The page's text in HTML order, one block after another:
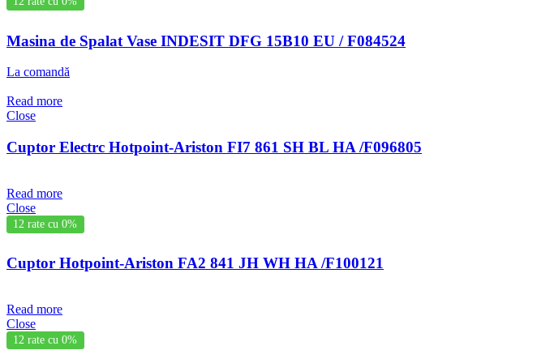
Masina de Spalat Vase INDESIT DFG 15B10 EU / F084524
La comandă
Read more
Close
Cuptor Electrc Hotpoint-Ariston FI7 861 SH BL HA /F096805
Read more
Close
12 rate cu 0%
Cuptor Hotpoint-Ariston FA2 841 JH WH HA /F100121
Read more
Close
12 rate cu 0%